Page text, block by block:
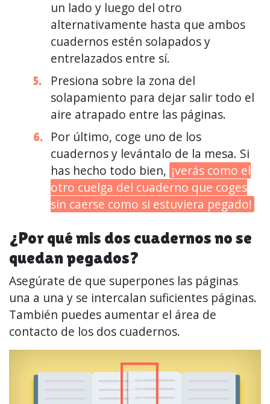
un lado y luego del otro
alternativamente hasta que ambos
cuadernos estén solapados y
entrelazados entre sí.
Presiona sobre la zona del
solapamiento para dejar salir todo el
aire atrapado entre las páginas.
Por último, coge uno de los
cuadernos y levántalo de la mesa. Si
has hecho todo bien, ¡verás como el
otro cuelga del cuaderno que coges
sin caerse como si estuviera pegado!
¿Por qué mis dos cuadernos no se
quedan pegados?
Asegúrate de que superpones las páginas
una a una y se intercalan suficientes páginas.
También puedes aumentar el área de
contacto de los dos cuadernos.